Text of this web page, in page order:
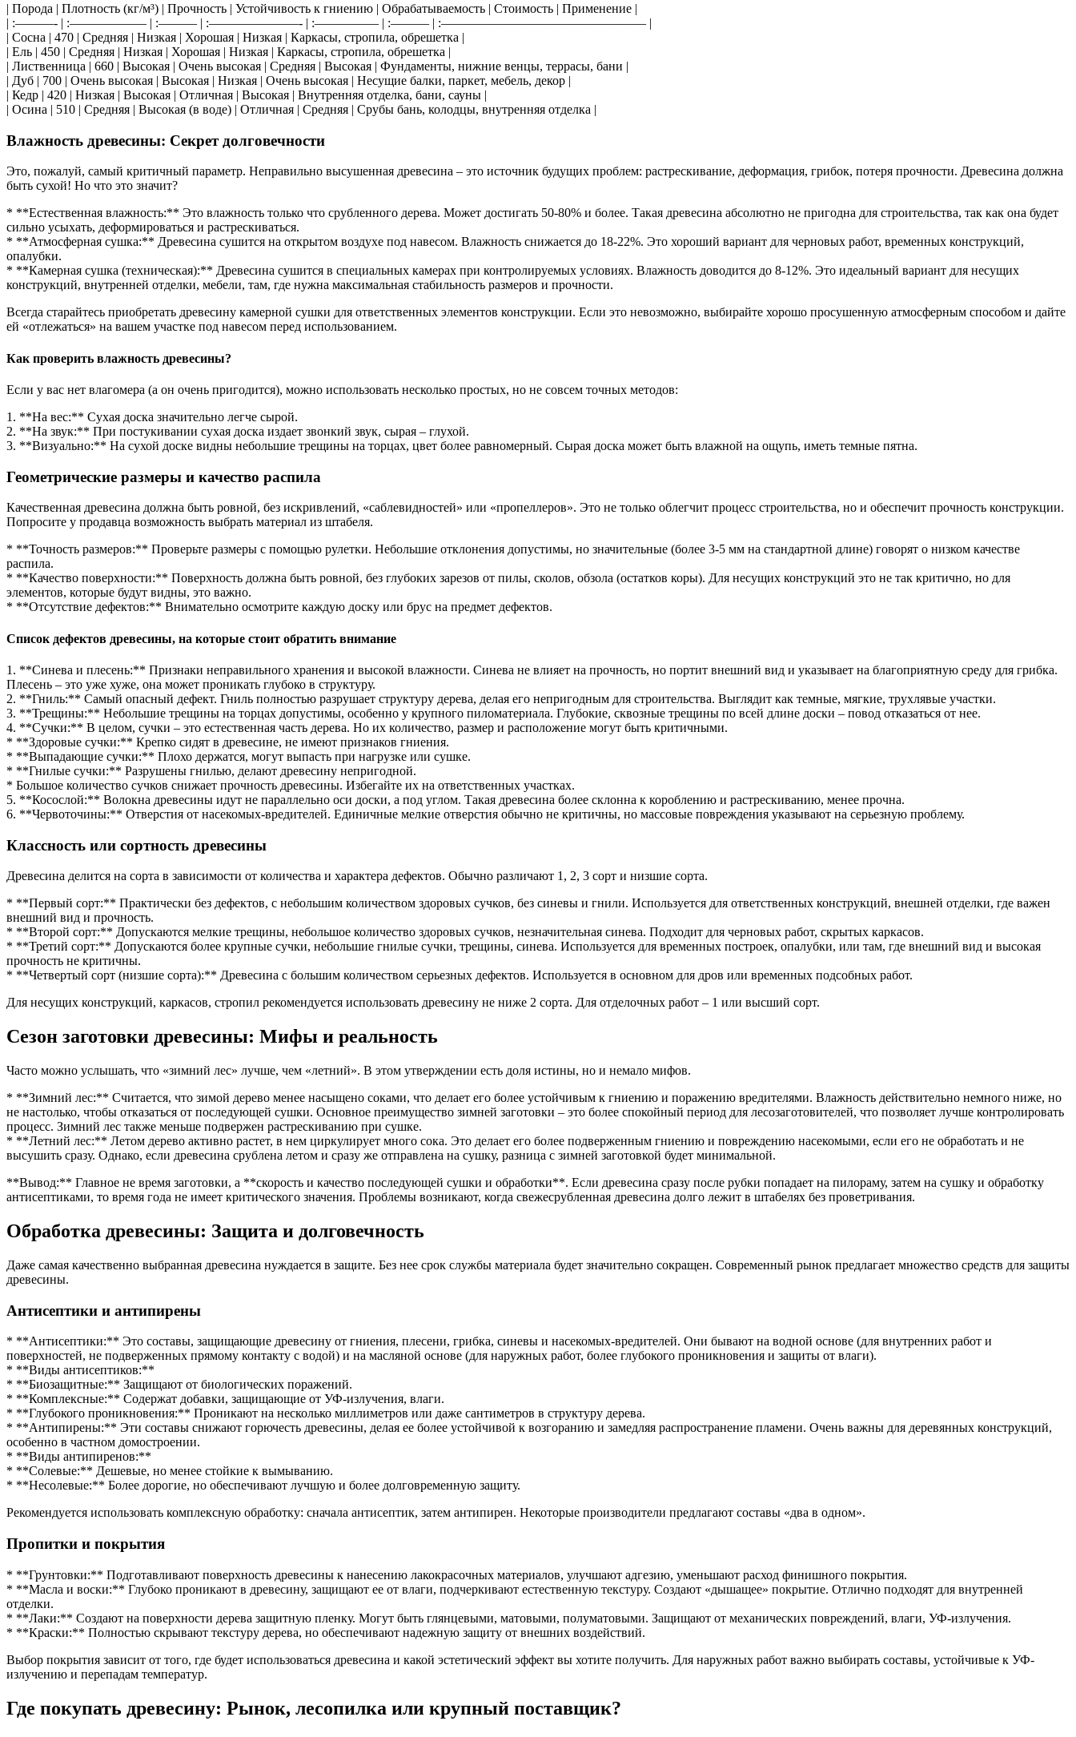
| Порода | Плотность (кг/м³) | Прочность | Устойчивость к гниению | Обрабатываемость | Стоимость | Применение |
| :———- | :—————— | :——— | :———————- | :————— | :——— | :———————————————— |
| Сосна | 470 | Средняя | Низкая | Хорошая | Низкая | Каркасы, стропила, обрешетка |
| Ель | 450 | Средняя | Низкая | Хорошая | Низкая | Каркасы, стропила, обрешетка |
| Лиственница | 660 | Высокая | Очень высокая | Средняя | Высокая | Фундаменты, нижние венцы, террасы, бани |
| Дуб | 700 | Очень высокая | Высокая | Низкая | Очень высокая | Несущие балки, паркет, мебель, декор |
| Кедр | 420 | Низкая | Высокая | Отличная | Высокая | Внутренняя отделка, бани, сауны |
| Осина | 510 | Средняя | Высокая (в воде) | Отличная | Средняя | Срубы бань, колодцы, внутренняя отделка |
Влажность древесины: Секрет долговечности
Это, пожалуй, самый критичный параметр. Неправильно высушенная древесина – это источник будущих проблем: растрескивание, деформация, грибок, потеря прочности. Древесина должна
быть сухой! Но что это значит?
* **Естественная влажность:** Это влажность только что срубленного дерева. Может достигать 50-80% и более. Такая древесина абсолютно не пригодна для строительства, так как она будет
сильно усыхать, деформироваться и растрескиваться.
* **Атмосферная сушка:** Древесина сушится на открытом воздухе под навесом. Влажность снижается до 18-22%. Это хороший вариант для черновых работ, временных конструкций,
опалубки.
* **Камерная сушка (техническая):** Древесина сушится в специальных камерах при контролируемых условиях. Влажность доводится до 8-12%. Это идеальный вариант для несущих
конструкций, внутренней отделки, мебели, там, где нужна максимальная стабильность размеров и прочности.
Всегда старайтесь приобретать древесину камерной сушки для ответственных элементов конструкции. Если это невозможно, выбирайте хорошо просушенную атмосферным способом и дайте
ей «отлежаться» на вашем участке под навесом перед использованием.
Как проверить влажность древесины?
Если у вас нет влагомера (а он очень пригодится), можно использовать несколько простых, но не совсем точных методов:
1. **На вес:** Сухая доска значительно легче сырой.
2. **На звук:** При постукивании сухая доска издает звонкий звук, сырая – глухой.
3. **Визуально:** На сухой доске видны небольшие трещины на торцах, цвет более равномерный. Сырая доска может быть влажной на ощупь, иметь темные пятна.
Геометрические размеры и качество распила
Качественная древесина должна быть ровной, без искривлений, «саблевидностей» или «пропеллеров». Это не только облегчит процесс строительства, но и обеспечит прочность конструкции.
Попросите у продавца возможность выбрать материал из штабеля.
* **Точность размеров:** Проверьте размеры с помощью рулетки. Небольшие отклонения допустимы, но значительные (более 3-5 мм на стандартной длине) говорят о низком качестве
распила.
* **Качество поверхности:** Поверхность должна быть ровной, без глубоких зарезов от пилы, сколов, обзола (остатков коры). Для несущих конструкций это не так критично, но для
элементов, которые будут видны, это важно.
* **Отсутствие дефектов:** Внимательно осмотрите каждую доску или брус на предмет дефектов.
Список дефектов древесины, на которые стоит обратить внимание
1. **Синева и плесень:** Признаки неправильного хранения и высокой влажности. Синева не влияет на прочность, но портит внешний вид и указывает на благоприятную среду для грибка.
Плесень – это уже хуже, она может проникать глубоко в структуру.
2. **Гниль:** Самый опасный дефект. Гниль полностью разрушает структуру дерева, делая его непригодным для строительства. Выглядит как темные, мягкие, трухлявые участки.
3. **Трещины:** Небольшие трещины на торцах допустимы, особенно у крупного пиломатериала. Глубокие, сквозные трещины по всей длине доски – повод отказаться от нее.
4. **Сучки:** В целом, сучки – это естественная часть дерева. Но их количество, размер и расположение могут быть критичными.
* **Здоровые сучки:** Крепко сидят в древесине, не имеют признаков гниения.
* **Выпадающие сучки:** Плохо держатся, могут выпасть при нагрузке или сушке.
* **Гнилые сучки:** Разрушены гнилью, делают древесину непригодной.
* Большое количество сучков снижает прочность древесины. Избегайте их на ответственных участках.
5. **Косослой:** Волокна древесины идут не параллельно оси доски, а под углом. Такая древесина более склонна к короблению и растрескиванию, менее прочна.
6. **Червоточины:** Отверстия от насекомых-вредителей. Единичные мелкие отверстия обычно не критичны, но массовые повреждения указывают на серьезную проблему.
Классность или сортность древесины
Древесина делится на сорта в зависимости от количества и характера дефектов. Обычно различают 1, 2, 3 сорт и низшие сорта.
* **Первый сорт:** Практически без дефектов, с небольшим количеством здоровых сучков, без синевы и гнили. Используется для ответственных конструкций, внешней отделки, где важен
внешний вид и прочность.
* **Второй сорт:** Допускаются мелкие трещины, небольшое количество здоровых сучков, незначительная синева. Подходит для черновых работ, скрытых каркасов.
* **Третий сорт:** Допускаются более крупные сучки, небольшие гнилые сучки, трещины, синева. Используется для временных построек, опалубки, или там, где внешний вид и высокая
прочность не критичны.
* **Четвертый сорт (низшие сорта):** Древесина с большим количеством серьезных дефектов. Используется в основном для дров или временных подсобных работ.
Для несущих конструкций, каркасов, стропил рекомендуется использовать древесину не ниже 2 сорта. Для отделочных работ – 1 или высший сорт.
Сезон заготовки древесины: Мифы и реальность
Часто можно услышать, что «зимний лес» лучше, чем «летний». В этом утверждении есть доля истины, но и немало мифов.
* **Зимний лес:** Считается, что зимой дерево менее насыщено соками, что делает его более устойчивым к гниению и поражению вредителями. Влажность действительно немного ниже, но
не настолько, чтобы отказаться от последующей сушки. Основное преимущество зимней заготовки – это более спокойный период для лесозаготовителей, что позволяет лучше контролировать
процесс. Зимний лес также меньше подвержен растрескиванию при сушке.
* **Летний лес:** Летом дерево активно растет, в нем циркулирует много сока. Это делает его более подверженным гниению и повреждению насекомыми, если его не обработать и не
высушить сразу. Однако, если древесина срублена летом и сразу же отправлена на сушку, разница с зимней заготовкой будет минимальной.
**Вывод:** Главное не время заготовки, а **скорость и качество последующей сушки и обработки**. Если древесина сразу после рубки попадает на пилораму, затем на сушку и обработку
антисептиками, то время года не имеет критического значения. Проблемы возникают, когда свежесрубленная древесина долго лежит в штабелях без проветривания.
Обработка древесины: Защита и долговечность
Даже самая качественно выбранная древесина нуждается в защите. Без нее срок службы материала будет значительно сокращен. Современный рынок предлагает множество средств для защиты
древесины.
Антисептики и антипирены
* **Антисептики:** Это составы, защищающие древесину от гниения, плесени, грибка, синевы и насекомых-вредителей. Они бывают на водной основе (для внутренних работ и
поверхностей, не подверженных прямому контакту с водой) и на масляной основе (для наружных работ, более глубокого проникновения и защиты от влаги).
* **Виды антисептиков:**
* **Биозащитные:** Защищают от биологических поражений.
* **Комплексные:** Содержат добавки, защищающие от УФ-излучения, влаги.
* **Глубокого проникновения:** Проникают на несколько миллиметров или даже сантиметров в структуру дерева.
* **Антипирены:** Эти составы снижают горючесть древесины, делая ее более устойчивой к возгоранию и замедляя распространение пламени. Очень важны для деревянных конструкций,
особенно в частном домостроении.
* **Виды антипиренов:**
* **Солевые:** Дешевые, но менее стойкие к вымыванию.
* **Несолевые:** Более дорогие, но обеспечивают лучшую и более долговременную защиту.
Рекомендуется использовать комплексную обработку: сначала антисептик, затем антипирен. Некоторые производители предлагают составы «два в одном».
Пропитки и покрытия
* **Грунтовки:** Подготавливают поверхность древесины к нанесению лакокрасочных материалов, улучшают адгезию, уменьшают расход финишного покрытия.
* **Масла и воски:** Глубоко проникают в древесину, защищают ее от влаги, подчеркивают естественную текстуру. Создают «дышащее» покрытие. Отлично подходят для внутренней
отделки.
* **Лаки:** Создают на поверхности дерева защитную пленку. Могут быть глянцевыми, матовыми, полуматовыми. Защищают от механических повреждений, влаги, УФ-излучения.
* **Краски:** Полностью скрывают текстуру дерева, но обеспечивают надежную защиту от внешних воздействий.
Выбор покрытия зависит от того, где будет использоваться древесина и какой эстетический эффект вы хотите получить. Для наружных работ важно выбирать составы, устойчивые к УФ-
излучению и перепадам температур.
Где покупать древесину: Рынок, лесопилка или крупный поставщик?